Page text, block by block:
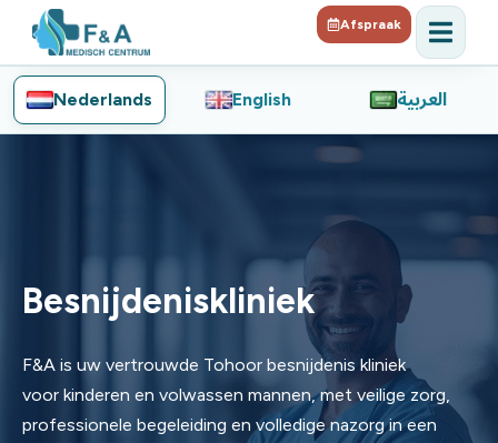
Afspraak
Nederlands English العربية
Besnijdeniskliniek
F&A is uw vertrouwde Tohoor besnijdenis kliniek
voor kinderen en volwassen mannen, met veilige zorg,
professionele begeleiding en volledige nazorg in een